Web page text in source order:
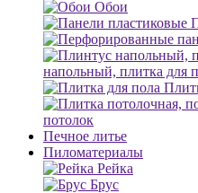
Обои
напольный, плитка для
потолок
Печное литье
Пиломатериалы
Рейка
Брус